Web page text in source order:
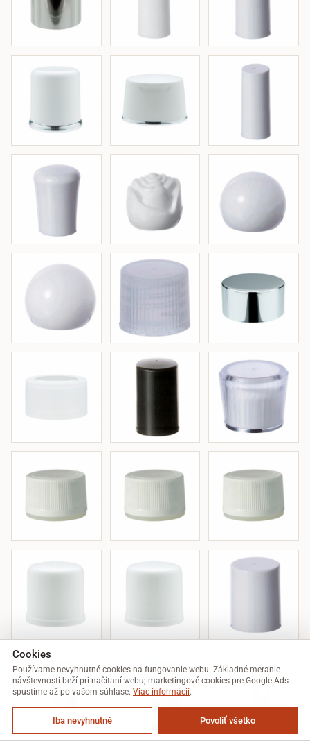
Cookies
Používame nevyhnutné cookies na fungovanie webu. Základné meranie
návštevnosti beží pri načítaní webu; marketingové cookies pre Google Ads
spustíme až po vašom súhlase. Viac informácií.
Iba nevyhnutné Povoliť všetko